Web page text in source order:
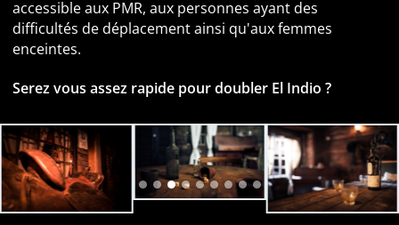
accessible aux PMR, aux personnes ayant des
difficultés de déplacement ainsi qu'aux femmes
enceintes.
Serez vous assez rapide pour doubler El Indio ?